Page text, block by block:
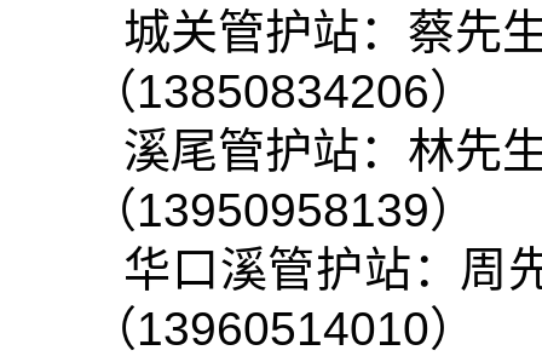
城关管护站：蔡先
（13850834206）
溪尾管护站：林先
（13950958139）
华口溪管护站：周
（13960514010）